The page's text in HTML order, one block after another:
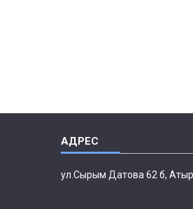
ул.Сырым Датова 62 б,